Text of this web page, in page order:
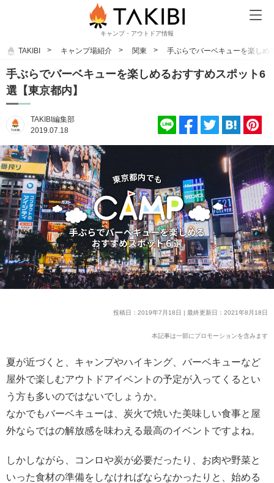
キャンプ・アウトドア情報
TAKIBI キャンプ場紹介 関東 手ぶらでバーベキューを楽しめ
手ぶらでバーベキューを楽しめるおすすめスポット6
選【東京都内】
TAKIBI編集部
2019.07.18
投稿日：2019年7月18日 | 最終更新日：2021年8月18日
本記事は一部にプロモーションを含みます
夏が近づくと、キャンプやハイキング、バーベキューなど
屋外で楽しむアウトドアイベントの予定が入ってくるとい
う方も多いのではないでしょうか。
なかでもバーベキューは、炭火で焼いた美味しい食事と屋
外ならではの解放感を味わえる最高のイベントですよね。
しかしながら、コンロや炭が必要だったり、お肉や野菜と
いった食材の準備をしなければならなかったりと、始める